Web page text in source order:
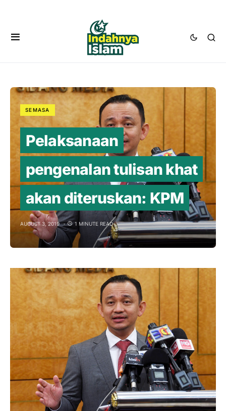
SEMASA
Pelaksanaan
pengenalan tulisan khat
akan diteruskan: KPM
AUGUST 3, 2019 1 MINUTE READ